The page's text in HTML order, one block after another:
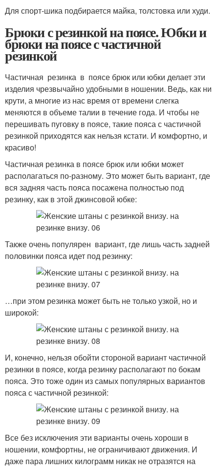
Для спорт-шика подбирается майка, толстовка или худи.
Брюки с резинкой на поясе. Юбки и
брюки на поясе с частичной
резинкой
Частичная резинка в поясе брюк или юбки делает эти
изделия чрезвычайно удобными в ношении. Ведь, как ни
крути, а многие из нас время от времени слегка
меняются в объеме талии в течение года. И чтобы не
перешивать пуговку в поясе, такие пояса с частичной
резинкой приходятся как нельзя кстати. И комфортно, и
красиво!
Частичная резинка в поясе брюк или юбки может
располагаться по-разному. Это может быть вариант, где
вся задняя часть пояса посажена полностью под
резинку, как в этой джинсовой юбке:
Также очень популярен вариант, где лишь часть задней
половинки пояса идет под резинку:
…при этом резинка может быть не только узкой, но и
широкой:
И, конечно, нельзя обойти стороной вариант частичной
резинки в поясе, когда резинку располагают по бокам
пояса. Это тоже один из самых популярных вариантов
пояса с частичной резинкой:
Все без исключения эти варианты очень хороши в
ношении, комфортны, не ограничивают движения. И
даже пара лишних килограмм никак не отразятся на